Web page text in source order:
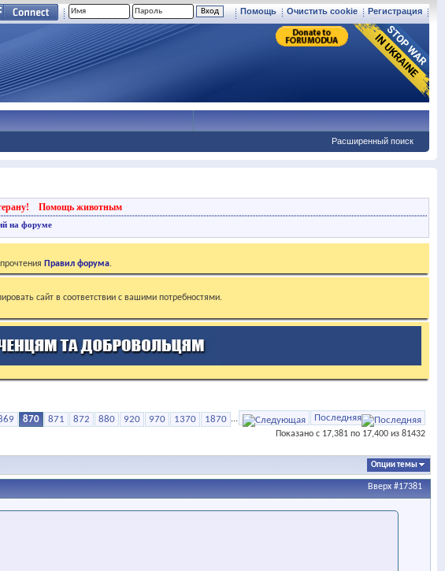
Регистрация
Очистить cookie
Помощь
Расширенный поиск
Помощь животным
на форуме
Правил форума.
сайт в соответствии с вашими потребностями.
870 871 872 880 920 970 1370 1870 ... Последняя
Показано с 17,381 по 17,400 из 81432
Опции темы
Вверх #17381